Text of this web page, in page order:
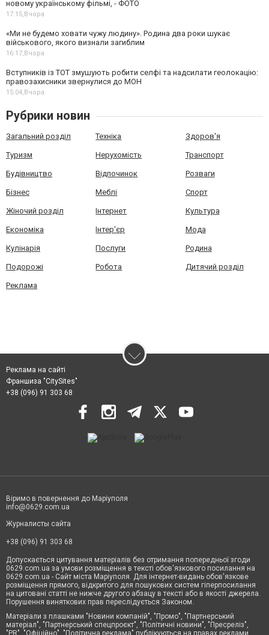
новому українському фільмі, - ФОТО
17:15,Вчора
«Ми не будемо ховати чужу людину». Родина два роки шукає
військового, якого визнали загиблим
16:17,Вчора
Вступників із ТОТ змушують робити селфі та надсилати геолокацію:
правозахисники звернулися до МОН
15:04,Вчора
Рубрики новин
Загальний розділ Техніка Здоров'я
Туризм Нерухомість Транспорт
Будівництво Відпочинок Розваги
Бізнес Меблі Спорт
Жіночий розділ Інтернет Культура
Економіка Інтер'єр Мода
Кулінарія Послуги Родина
Подорожі Робота Дитячий розділ
Реклама
Реклама на сайті
Франшиза "CitySites"
+38 (096) 91 303 68
Віримо в повернення до Маріуполя
info@0629.com.ua
Журналисты сайта
+38 (096) 91 303 68
Допускається цитування матеріалів без отримання попередньої згоди
0629.com.ua за умови розміщення в тексті обов'язкового посилання на
0629.com.ua - Сайт міста Маріуполя. Для інтернет-видань обов'язкове
розміщення прямого, відкритого для пошукових систем гіперпосилання
на цитовані статті не нижче другого абзацу в тексті або в якості джерела.
Порушення виняткових прав переслідується Законом.
Матеріали з плашками "Новини компаній", "Промо", "Партнерський
матеріал", "Партнерський спецпроєкт", "Політичні новини", "Пресреліз",
"PR", "Офіційно", "Політична реклама" публікуються на правах реклами.